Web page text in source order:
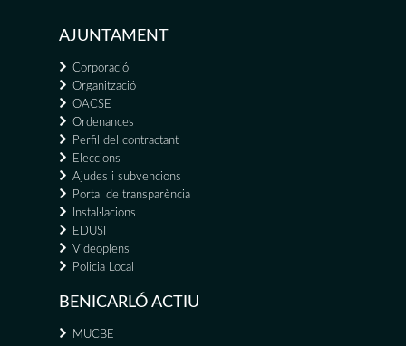
AJUNTAMENT
Corporació
Organització
OACSE
Ordenances
Perfil del contractant
Eleccions
Ajudes i subvencions
Portal de transparència
Instal·lacions
EDUSI
Videoplens
Policia Local
BENICARLÓ ACTIU
MUCBE